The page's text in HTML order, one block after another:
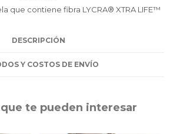
que contiene fibra LYCRA® XTRA LIFE™
DESCRIPCIÓN
Y COSTOS DE ENVÍO
te pueden interesar